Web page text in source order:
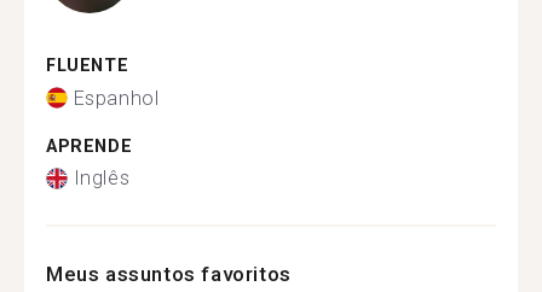
FLUENTE
Espanhol
APRENDE
Inglês
Meus assuntos favoritos